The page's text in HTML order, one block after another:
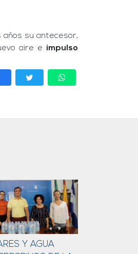
años su antecesor,
aire e impulso
Y AGUA